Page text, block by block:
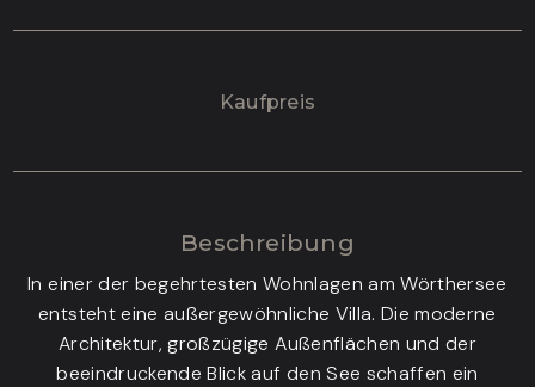
Kaufpreis
Beschreibung
In einer der begehrtesten Wohnlagen am Wörthersee
entsteht eine außergewöhnliche Villa. Die moderne
Architektur, großzügige Außenflächen und der
beeindruckende Blick auf den See schaffen ein